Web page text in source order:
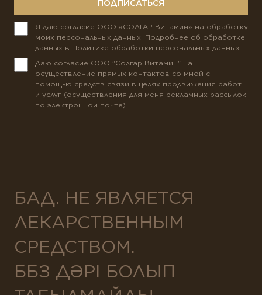
ПОДПИСАТЬСЯ
Я даю согласие ООО «СОЛГАР Витамин» на обработку
моих персональных данных. Подробнее об обработке
данных в Политике обработки персональных данных.
Даю согласие ООО "Солгар Витамин" на
осуществление прямых контактов со мной с
помощью средств связи в целях продвижения работ
и услуг (осуществления для меня рекламных рассылок
по электронной почте).
БАД. НЕ ЯВЛЯЕТСЯ
ЛЕКАРСТВЕННЫМ
СРЕДСТВОМ.
ББЗ ДӘРІ БОЛЫП